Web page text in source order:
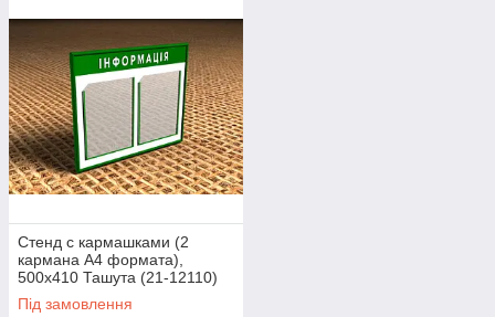
Стенд с кармашками (2
кармана А4 формата),
500х410 Ташута (21-12110)
Під замовлення